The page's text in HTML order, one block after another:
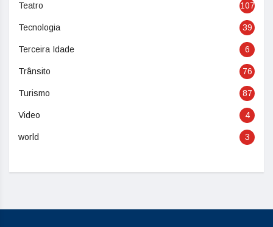
Teatro 107
Tecnologia 39
Terceira Idade 6
Trânsito 76
Turismo 87
Video 4
world 3